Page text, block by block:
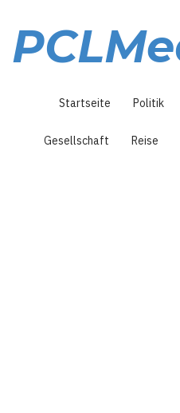
Inhalt
Startseite Politik
Gesellschaft Reise